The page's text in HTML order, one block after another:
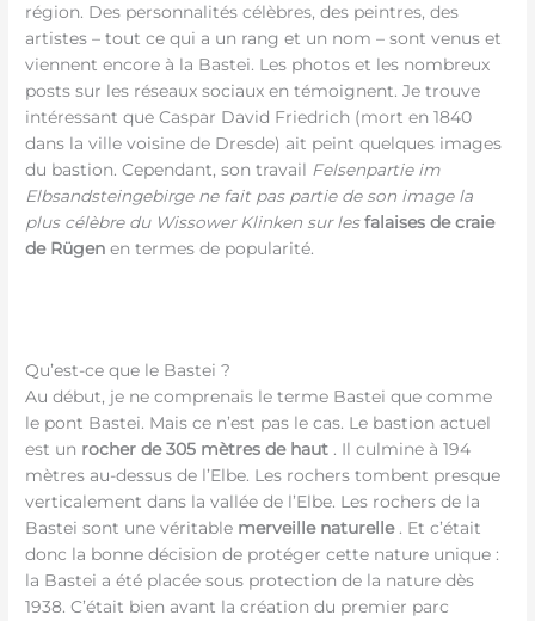
région. Des personnalités célèbres, des peintres, des
artistes – tout ce qui a un rang et un nom – sont venus et
viennent encore à la Bastei. Les photos et les nombreux
posts sur les réseaux sociaux en témoignent. Je trouve
intéressant que Caspar David Friedrich (mort en 1840
dans la ville voisine de Dresde) ait peint quelques images
du bastion. Cependant, son travail Felsenpartie im
Elbsandsteingebirge ne fait pas partie de son image la
plus célèbre du Wissower Klinken sur lesfalaises de craie
de Rügen en termes de popularité.
Qu’est-ce que le Bastei ?
Au début, je ne comprenais le terme Bastei que comme
le pont Bastei. Mais ce n’est pas le cas. Le bastion actuel
est un rocher de 305 mètres de haut . Il culmine à 194
mètres au-dessus de l’Elbe. Les rochers tombent presque
verticalement dans la vallée de l’Elbe. Les rochers de la
Bastei sont une véritable merveille naturelle. Et c’était
donc la bonne décision de protéger cette nature unique :
la Bastei a été placée sous protection de la nature dès
1938. C’était bien avant la création du premier parc